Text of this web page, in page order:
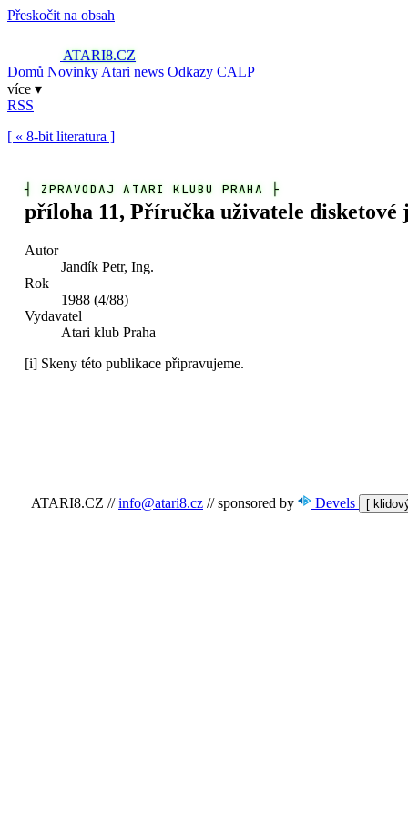
Přeskočit na obsah
ATARI8.CZ
Domů Novinky Atari news Odkazy CALP
více ▾
RSS
[ « 8-bit literatura ]
┤ ZPRAVODAJ ATARI KLUBU PRAHA ├
příloha 11, Příručka uživatele disketové
Autor
Jandík Petr, Ing.
Rok
1988 (4/88)
Vydavatel
Atari klub Praha
[i] Skeny této publikace připravujeme.
ATARI8.CZ // info@atari8.cz // sponsored by Devels [